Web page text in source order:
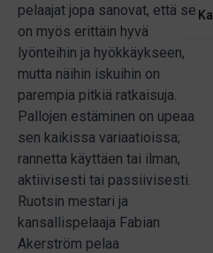
pelaajat jopa sanovat, että se
on myös erittäin hyvä
lyönteihin ja hyökkäykseen,
mutta näihin iskuihin on
parempia pitkiä ratkaisuja.
Pallojen estäminen on upeaa
sen kaikissa variaatioissa;
rannetta käyttäen tai ilman,
aktiivisesti tai passiivisesti.
Ruotsin mestari ja
kansallispelaaja Fabian
Akerström pelaa